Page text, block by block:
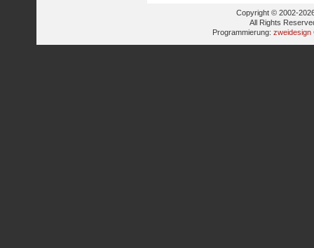
Copyright © 2002-
All Rights
Programmierung: zweidesign